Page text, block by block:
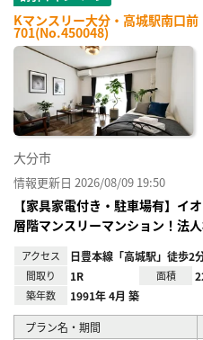
Kマンスリー大分・高城駅南口
701(No.450048)
大分市
情報更新日 2026/08/09 19:50
【家具家電付き・駐車場有】イ
層階マンスリーマンション！法
アクセス 日豊本線「高城駅」徒歩2
間取り 1R 面積
築年数 1991年 4月 築
プラン名・期間